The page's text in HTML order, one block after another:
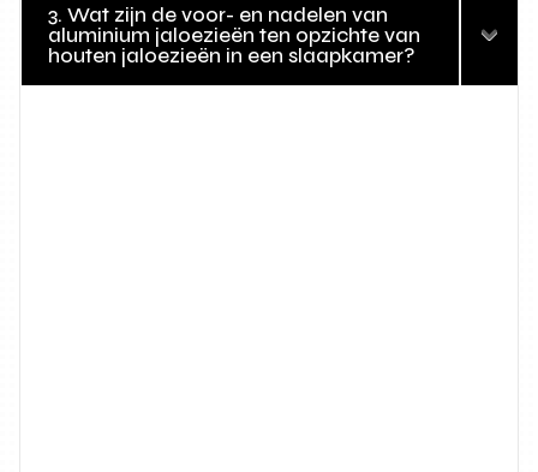
3. Wat zijn de voor- en nadelen van
aluminium jaloezieën ten opzichte van
houten jaloezieën in een slaapkamer?